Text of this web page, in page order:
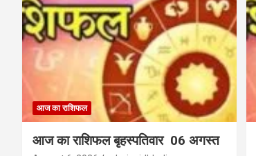
आज का राशिफल
आज का राशिफल बृहस्पतिवार 06 अगस्त